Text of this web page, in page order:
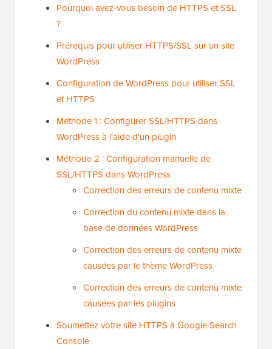
Pourquoi avez-vous besoin de HTTPS et SSL
?
Prérequis pour utiliser HTTPS/SSL sur un site
WordPress
Configuration de WordPress pour utiliser SSL
et HTTPS
Méthode 1 : Configurer SSL/HTTPS dans
WordPress à l'aide d'un plugin
Méthode 2 : Configuration manuelle de
SSL/HTTPS dans WordPress
Correction des erreurs de contenu mixte
Correction du contenu mixte dans la
base de données WordPress
Correction des erreurs de contenu mixte
causées par le thème WordPress
Correction des erreurs de contenu mixte
causées par les plugins
Soumettez votre site HTTPS à Google Search
Console